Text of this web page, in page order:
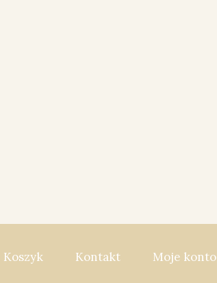
Koszyk Kontakt Moje konto